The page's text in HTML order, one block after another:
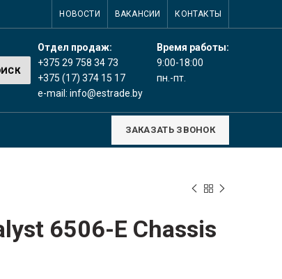
НОВОСТИ ВАКАНСИИ КОНТАКТЫ
Отдел продаж:
+375 29 758 34 73
+375 (17) 374 15 17
e-mail: info@estrade.by
Время работы:
9:00-18:00
пн.-пт.
ЗАКАЗАТЬ ЗВОНОК
6506-E Chassis